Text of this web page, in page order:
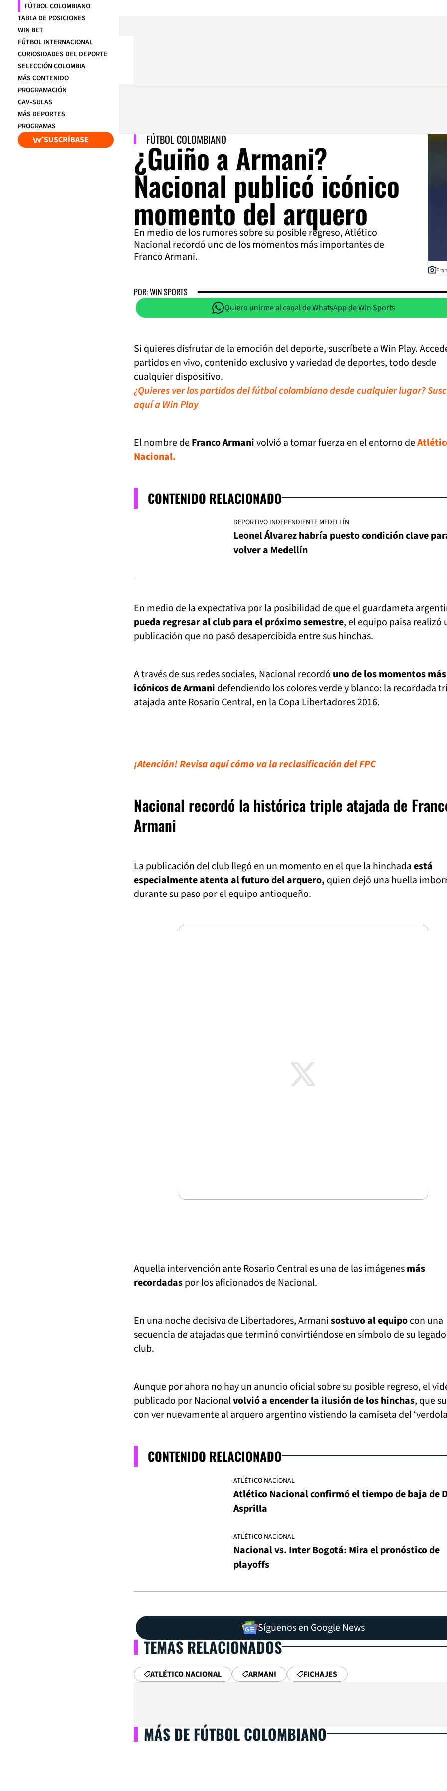
FÚTBOL COLOMBIANO
TABLA DE POSICIONES
WIN BET
FÚTBOL INTERNACIONAL
CURIOSIDADES DEL DEPORTE
SELECCIÓN COLOMBIA
MÁS CONTENIDO
PROGRAMACIÓN
CAV-SULAS
MÁS DEPORTES
PROGRAMAS
SUSCRÍBASE FÚTBOL COLOMBIANO
¿Guiño a Armani?
Nacional publicó icónico
momento del arquero
En medio de los rumores sobre su posible regreso, Atlético
Nacional recordó uno de los momentos más importantes de
Franco Armani.
POR: WIN SPORTS
Quiero unirme al canal de WhatsApp de Win Sports
Si quieres disfrutar de la emoción del deporte, suscríbete a Win Play.
partidos en vivo, contenido exclusivo y variedad de deportes, todo desde
cualquier dispositivo.
¿Quieres ver los partidos del fútbol colombiano desde cualquier lugar?
aquí a Win Play
El nombre deFranco Armanivolvió a tomar fuerza en el entorno de
Nacional.
CONTENIDO RELACIONADO
DEPORTIVO INDEPENDIENTE MEDELLÍN
Leonel Álvarez habría puesto condición clave
volver a Medellín
En medio de la expectativa por la posibilidad de que el guardameta
pueda regresar al club para el próximo semestre, el equipo paisa realizó
publicación que no pasó desapercibida entre sus hinchas.
A través de sus redes sociales, Nacional recordó uno de los momentos más
icónicos de Armani defendiendo los colores verde y blanco: la recordada
atajada ante Rosario Central, en la Copa Libertadores 2016.
¡Atención! Revisa aquí cómo va la reclasificación del FPC
Nacional recordó la histórica triple atajada de
Armani
La publicación del club llegó en un momento en el que la hinchadaestá
especialmente atenta al futuro del arquero, quien dejó una huella
durante su paso por el equipo antioqueño.
Aquella intervención ante Rosario Central es una de las imágenesmás
recordadaspor los aficionados de Nacional.
En una noche decisiva de Libertadores, Armanisostuvo al equipocon una
secuencia de atajadas que terminó convirtiéndose en símbolo de su
club.
Aunque por ahora no hay un anuncio oficial sobre su posible regreso, el
publicado por Nacionalvolvió a encender la ilusión de los hinchas, que
con ver nuevamente al arquero argentino vistiendo la camiseta del
CONTENIDO RELACIONADO
ATLÉTICO NACIONAL
Atlético Nacional confirmó el tiempo de baja de
Asprilla
ATLÉTICO NACIONAL
Nacional vs. Inter Bogotá: Mira el pronóstico de
playoffs
Síguenos en Google News
TEMAS RELACIONADOS
ATLÉTICO NACIONAL ARMANI FICHAJES
MÁS DE FÚTBOL COLOMBIANO